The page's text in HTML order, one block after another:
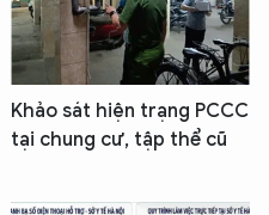
Khảo sát hiện trạng PCCC
tại chung cư, tập thể cũ